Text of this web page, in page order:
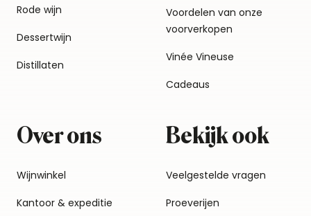
Rode wijn
Dessertwijn
Distillaten
Voordelen van onze
voorverkopen
Vinée Vineuse
Cadeaus
Over ons
Wijnwinkel
Kantoor & expeditie
Bekijk ook
Veelgestelde vragen
Proeverijen